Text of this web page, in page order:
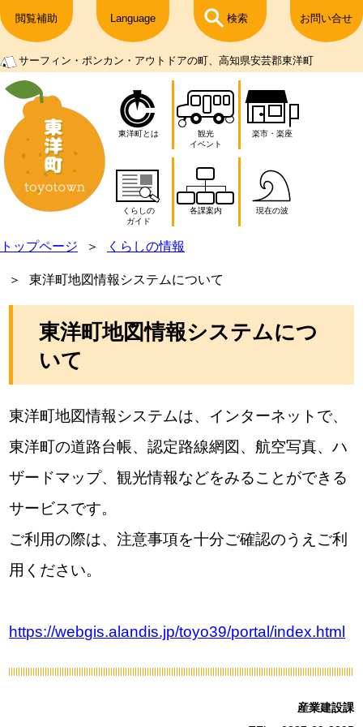
閲覧補助 Language 検索 お問い合せ
サーフィン・ポンカン・アウトドアの町、高知県安芸郡東洋町
東洋町とは
観光
イベント
楽市・楽座
くらしの
ガイド
各課案内 現在の波
トップページ くらしの情報
東洋町地図情報システムについて
東洋町地図情報システムにつ
いて
東洋町地図情報システムは、インターネットで、
東洋町の道路台帳、認定路線網図、航空写真、ハ
ザードマップ、観光情報などをみることができる
サービスです。
ご利用の際は、注意事項を十分ご確認のうえご利
用ください。
https://webgis.alandis.jp/toyo39/portal/index.html
産業建設課